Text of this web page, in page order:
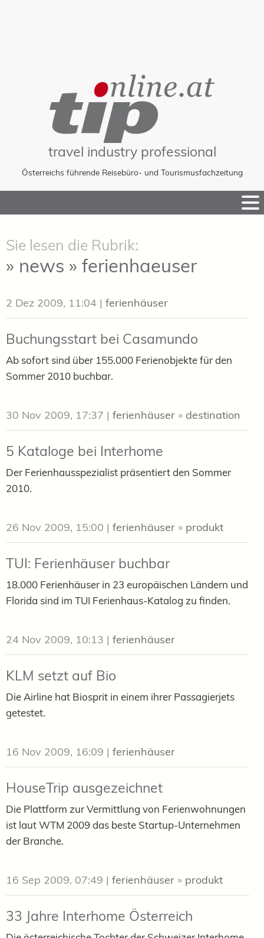
travel industry professional
Österreichs führende Reisebüro- und Tourismusfachzeitung
to
Sie lesen die Rubrik:
» news » ferienhaeuser
2 Dez 2009, 11:04 | ferienhäuser
Buchungsstart bei Casamundo
Ab sofort sind über 155.000 Ferienobjekte für den
Sommer 2010 buchbar.
30 Nov 2009, 17:37 | ferienhäuser » destination
5 Kataloge bei Interhome
Der Ferienhausspezialist präsentiert den Sommer
2010.
26 Nov 2009, 15:00 | ferienhäuser » produkt
TUI: Ferienhäuser buchbar
18.000 Ferienhäuser in 23 europäischen Ländern und
Florida sind im TUI Ferienhaus-Katalog zu finden.
24 Nov 2009, 10:13 | ferienhäuser
KLM setzt auf Bio
Die Airline hat Biosprit in einem ihrer Passagierjets
getestet.
16 Nov 2009, 16:09 | ferienhäuser
HouseTrip ausgezeichnet
Die Plattform zur Vermittlung von Ferienwohnungen
ist laut WTM 2009 das beste Startup-Unternehmen
der Branche.
16 Sep 2009, 07:49 | ferienhäuser » produkt
33 Jahre Interhome Österreich